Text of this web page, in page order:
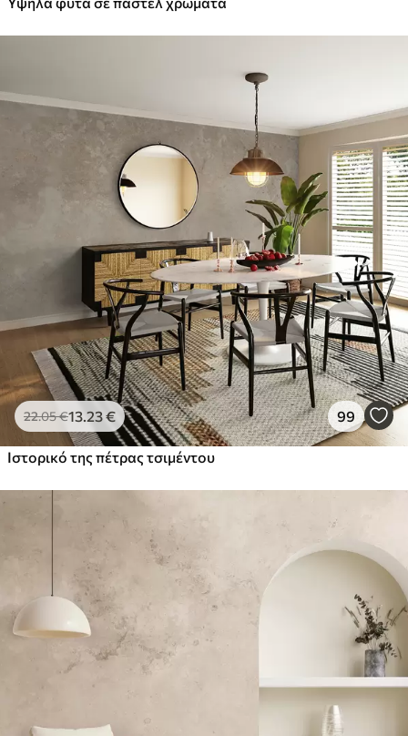
22.05€13 .23€ 99
Ιστορικό της πέτρας τσιμέντου